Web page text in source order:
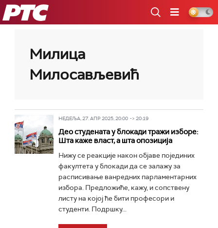
РТС
Милица
Милосављевић
НЕДЕЉА, 27. АПР 2025, 20:00 -> 20:19
Део студената у блокади тражи изборе:
Шта каже власт, а шта опозиција
Нижу се реакције након објаве појединих
факултета у блокади да се залажу за
расписивање ванредних парламентарних
избора. Предложиће, кажу, и сопствену
листу на којој ће бити професори и
студенти. Подршку...